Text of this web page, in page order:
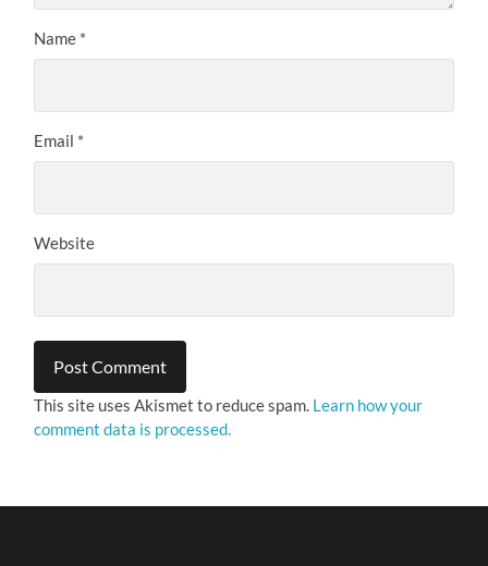
Name *
Email *
Website
This site uses Akismet to reduce spam. Learn how your
comment data is processed.